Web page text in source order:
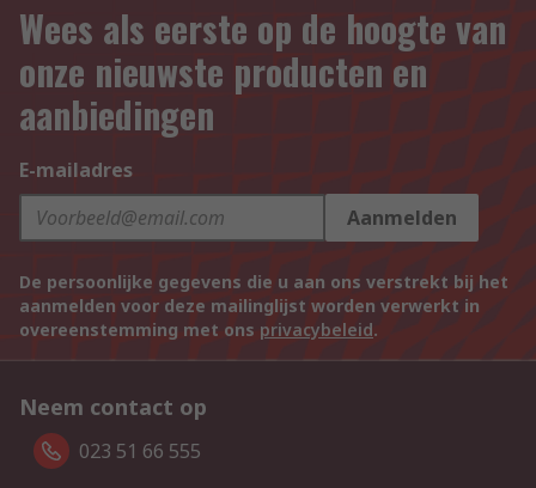
Wees als eerste op de hoogte van
onze nieuwste producten en
aanbiedingen
E-mailadres
Aanmelden
De persoonlijke gegevens die u aan ons verstrekt bij het
aanmelden voor deze mailinglijst worden verwerkt in
overeenstemming met ons privacybeleid.
Neem contact op
023 51 66 555